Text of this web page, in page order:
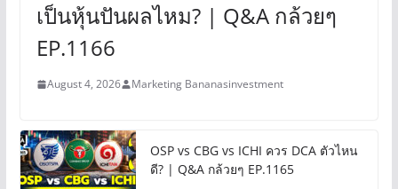
เป็นหุ้นปันผลไหม? | Q&A กล้วยๆ
EP.1166
August 4, 2026 Marketing Bananasinvestment
OSP vs CBG vs ICHI ควร DCA ตัวไหน
ดี? | Q&A กล้วยๆ EP.1165